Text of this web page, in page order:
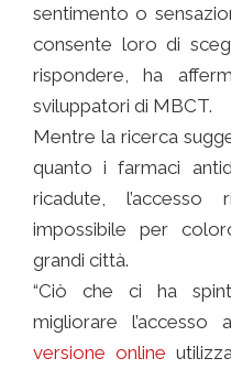
sentimento o
consente loro di
rispondere, ha
sviluppatori di MBCT.
Mentre la ricerca
quanto i farmaci
ricadute,
impossibile per
grandi città.
“Ciò che ci ha
migliorare
versione online